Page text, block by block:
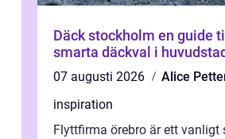
Däck stockholm en guide till säkra och
smarta däckval i
07 augusti 2026
Alice
inspiration
Flyttfirma örebro är ett vanligt